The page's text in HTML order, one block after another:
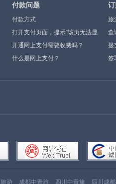
付款问题
付款方式
打开支付页面，提示”该页无法显
示”或空白页，可能是什么原因？
开通网上支付需要收费吗？
什么是网上支付？
旅
查
提
签
游 成都中青旅 四川中青旅 四川成